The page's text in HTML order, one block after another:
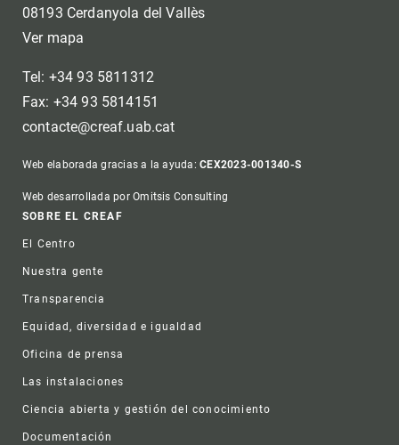
08193 Cerdanyola del Vallès
Ver mapa
Tel: +34 93 5811312
Fax: +34 93 5814151
contacte@creaf.uab.cat
Web elaborada gracias a la ayuda:CEX2023-001340-S
Web desarrollada por Omitsis Consulting
Footer
SOBRE EL CREAF
El Centro
Nuestra gente
Transparencia
Equidad, diversidad e igualdad
Oficina de prensa
Las instalaciones
Ciencia abierta y gestión del conocimiento
Documentación